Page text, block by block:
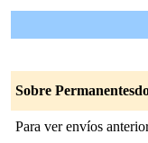
Sobre
Para ver envíos